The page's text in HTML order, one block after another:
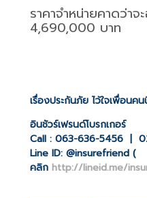
ราคาจำหน่ายคาดว่า
4,690,000 บาท
เรื่องประกันภัย ไว้ใจเพื่อนค
อินชัวร์เฟรนด์โบรกเกอร์
Call : 063-636-5456 |
Line ID: @insurefriend (
คลิก http://lineid.me/